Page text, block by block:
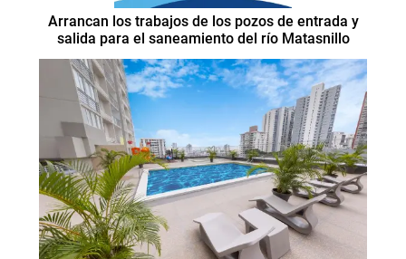
Arrancan los trabajos de los pozos de entrada y
salida para el saneamiento del río Matasnillo